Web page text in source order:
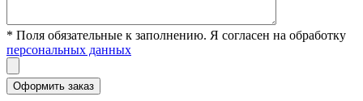
* Поля обязательные к заполнению. Я согласен на обработку
персональных данных